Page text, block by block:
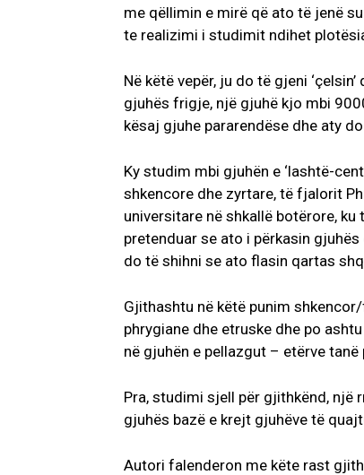
me qëllimin e mirë që ato të jenë
te realizimi i studimit ndihet
Në këtë vepër, ju do të gjeni
gjuhës frigje, një gjuhë kjo mbi
kësaj gjuhe pararendëse dhe aty
Ky studim mbi gjuhën e ‘lashtë-
shkencore dhe zyrtare, të fjalorit
universitare në shkallë botërore,
pretenduar se ato i përkasin
do të shihni se ato flasin qartas
Gjithashtu në këtë punim
phrygiane dhe etruske dhe po
në gjuhën e pellazgut – etërve tanë
Pra, studimi sjell për gjithkënd, një
gjuhës bazë e krejt gjuhëve të
Autori falenderon me këte rast